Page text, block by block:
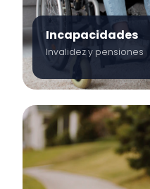
Incapacidades
Invalidez y pensiones